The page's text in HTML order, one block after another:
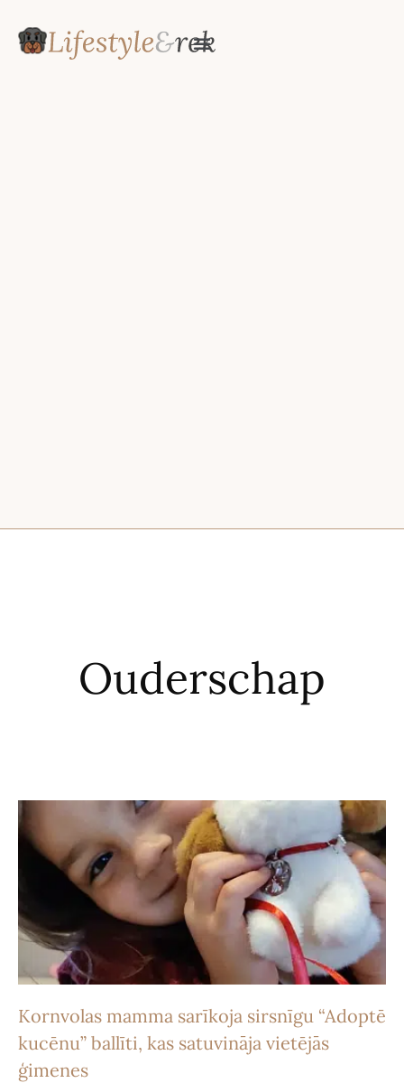
Ouderschap
Kornvolas mamma sarīkoja sirsnīgu “Adoptē
kucēnu” ballīti, kas satuvināja vietējās
ģimenes